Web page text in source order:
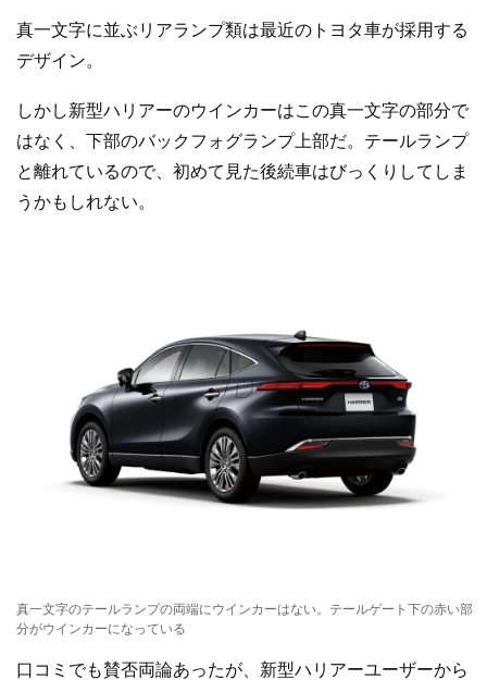
真一文字に並ぶリアランプ類は最近のトヨタ車が採用する
デザイン。
しかし新型ハリアーのウインカーはこの真一文字の部分で
はなく、下部のバックフォグランプ上部だ。テールランプ
と離れているので、初めて見た後続車はびっくりしてしま
うかもしれない。
真一文字のテールランプの両端にウインカーはない。テールゲート下の赤い部
分がウインカーになっている
口コミでも賛否両論あったが、新型ハリアーユーザーから